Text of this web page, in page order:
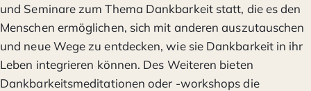
und Seminare zum Thema Dankbarkeit statt, die es den
Menschen ermöglichen, sich mit anderen auszutauschen
und neue Wege zu entdecken, wie sie Dankbarkeit in ihr
Leben integrieren können. Des Weiteren bieten
Dankbarkeitsmeditationen oder -workshops die